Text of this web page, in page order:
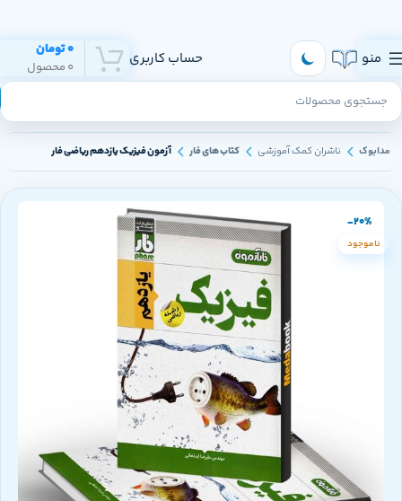
منو حساب کاربری 0 محصول
0تومان
مدابوک ناشران کمک آموزشی کتاب های فار آزمون فیزیک یازدهم ریاضی فار
-20%
ناموجود